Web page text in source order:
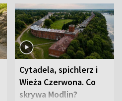
Cytadela, spichlerz i
Wieża Czerwona. Co
skrywa Modlin?